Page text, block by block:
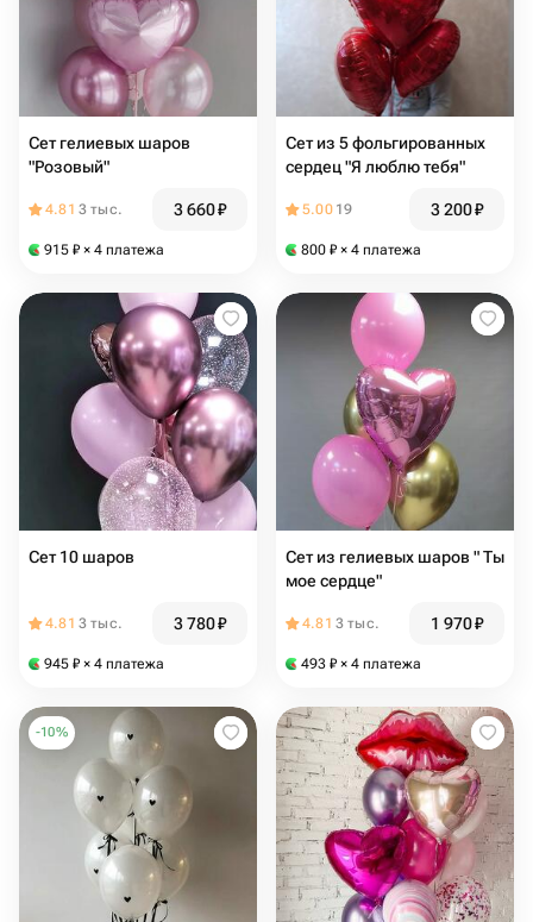
Сет гелиевых шаров
"Розовый"
4.81 3 тыс. 3 660₽
915 ₽ × 4 платежа
Сет из 5 фольгированных
сердец "Я люблю тебя"
5.00 19 3 200₽
800 ₽ × 4 платежа
Сет 10 шаров
4.81 3 тыс. 3 780₽
945 ₽ × 4 платежа
Сет из гелиевых шаров " Ты
мое сердце"
4.81 3 тыс. 1 970₽
493 ₽ × 4 платежа
-10%